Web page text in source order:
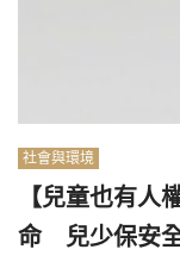
社會與環境
【兒童也有人
命 兒少保安